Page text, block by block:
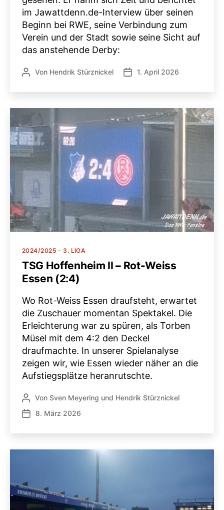
im Jawattdenn.de-Interview über seinen
Beginn bei RWE, seine Verbindung zum
Verein und der Stadt sowie seine Sicht auf
das anstehende Derby:
Beitragsautor
Von Hendrik Stürznickel Veröffentlichungsdatum
1. April 2026
Kategorien
2024/2025 – 3. LIGA
TSG Hoffenheim II – Rot-Weiss
Essen (2:4)
Wo Rot-Weiss Essen draufsteht, erwartet
die Zuschauer momentan Spektakel. Die
Erleichterung war zu spüren, als Torben
Müsel mit dem 4:2 den Deckel
draufmachte. In unserer Spielanalyse
zeigen wir, wie Essen wieder näher an die
Aufstiegsplätze heranrutschte.
Beitragsautor
Von Sven Meyering und Hendrik Stürznickel
Veröffentlichungsdatum
8. März 2026